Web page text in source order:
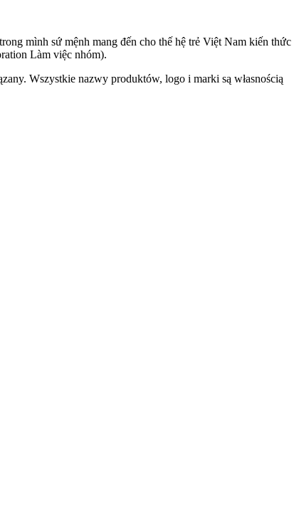
mình sứ mệnh mang đến cho thế hệ trẻ Việt Nam kiến thức
Làm việc nhóm).
Wszystkie nazwy produktów, logo i marki są własnością